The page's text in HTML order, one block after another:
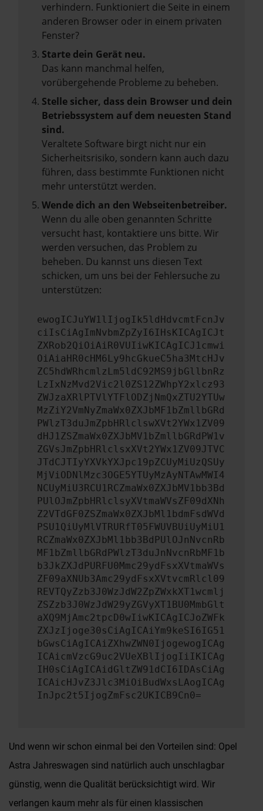
verhindern. Funktioniert die Seite in einem
anderen Browser oder in einem privaten
Fenster?
Starte dein Gerät neu.
Das kann manchmal helfen,
vorübergehende Probleme zu beheben.
Stelle sicher, dass dein Browser und dein
Betriebssystem auf dem neuesten Stand
sind.
Veraltete Software birgt nicht nur ein
Sicherheitsrisiko, sondern kann auch dazu
führen, dass bestimmte Funktionen nicht
mehr unterstützt werden.
Wende dich an den Webseitenbetreiber.
Wenn du alle oben genannten Schritte
versucht hast, kontaktiere uns bitte. Wir
werden versuchen, das Problem zu
beheben. Du kannst uns diesen Text
schicken, um uns bei der Fehlersuche zu
unterstützen:
ewogICJuYW1lIjogIk5ldHdvcmtFcnJv
ciIsCiAgImNvbmZpZyI6IHsKICAgICJt
ZXRob2QiOiAiR0VUIiwKICAgICJ1cmwi
OiAiaHR0cHM6Ly9hcGkueC5ha3MtcHJv
ZC5hdWRhcmlzLm5ldC92MS9jbGllbnRz
LzIxNzMvd2Vic2l0ZS12ZWhpY2xlcz93
ZWJzaXRlPTVlYTFlODZjNmQxZTU2YTUw
MzZiY2VmNyZmaWx0ZXJbMF1bZmllbGRd
PWlzT3duJmZpbHRlclswXVt2YWx1ZV09
dHJ1ZSZmaWx0ZXJbMV1bZmllbGRdPW1v
ZGVsJmZpbHRlclsxXVt2YWx1ZV09JTVC
JTdCJTIyYXVkYXJpc19pZCUyMiUzQSUy
MjViODNlMzc3OGE5YTUyMzAyNTAwMWI4
NCUyMiU3RCU1RCZmaWx0ZXJbMV1bb3Bd
PUlOJmZpbHRlclsyXVtmaWVsZF09dXNh
Z2VTdGF0ZSZmaWx0ZXJbMl1bdmFsdWVd
PSU1QiUyMlVTRURfT05FWUVBUiUyMiU1
RCZmaWx0ZXJbMl1bb3BdPUlOJnNvcnRb
MF1bZmllbGRdPWlzT3duJnNvcnRbMF1b
b3JkZXJdPURFU0Mmc29ydFsxXVtmaWVs
ZF09aXNUb3Amc29ydFsxXVtvcmRlcl09
REVTQyZzb3J0WzJdW2ZpZWxkXT1wcmlj
ZSZzb3J0WzJdW29yZGVyXT1BU0MmbGlt
aXQ9MjAmc2tpcD0wIiwKICAgICJoZWFk
ZXJzIjoge30sCiAgICAiYm9keSI6IG51
bGwsCiAgICAiZXhwZWN0IjogewogICAg
ICAicmVzcG9uc2VUeXBlIjogIiIKICAg
IH0sCiAgICAidGltZW91dCI6IDAsCiAg
ICAicHJvZ3Jlc3MiOiBudWxsLAogICAg
InJpc2t5IjogZmFsc2UKICB9Cn0=
Und wenn wir schon einmal bei den Vorteilen sind: Opel
Astra Jahreswagen sind natürlich auch unschlagbar
günstig, wenn die Qualität berücksichtigt wird. Wir
verlangen kaum mehr als für einen klassischen